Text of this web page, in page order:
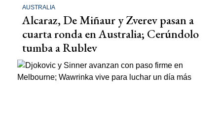
AUSTRALIA
Alcaraz, De Miñaur y Zverev pasan a
cuarta ronda en Australia; Cerúndolo
tumba a Rublev